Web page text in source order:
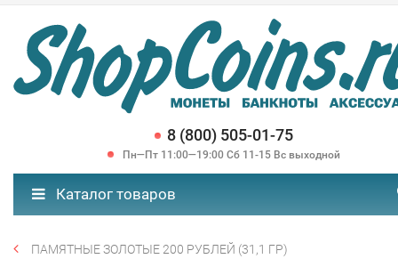
8 (800) 505-01-75
Пн—Пт 11:00—19:00 Сб 11-15 Вс выходной
Каталог товаров
ПАМЯТНЫЕ ЗОЛОТЫЕ 200 РУБЛЕЙ (31,1 ГР)